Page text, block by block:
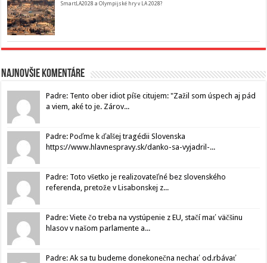
SmartLA2028 a Olympijské hry v LA 2028?
Najnovšie komentáre
Padre: Tento ober idiot píše citujem: "Zažil som úspech aj pád
a viem, aké to je. Zárov...
Padre: Poďme k ďalšej tragédii Slovenska
https://www.hlavnespravy.sk/danko-sa-vyjadril-...
Padre: Toto všetko je realizovateľné bez slovenského
referenda, pretože v Lisabonskej z...
Padre: Viete čo treba na vystúpenie z EU, stačí mať väčšinu
hlasov v našom parlamente a...
Padre: Ak sa tu budeme donekonečna nechať od.rbávať